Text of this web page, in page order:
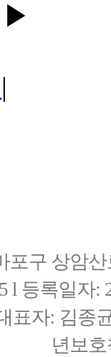
▶
|
포구 상암
l 등록일자:
표자: 김종
년보